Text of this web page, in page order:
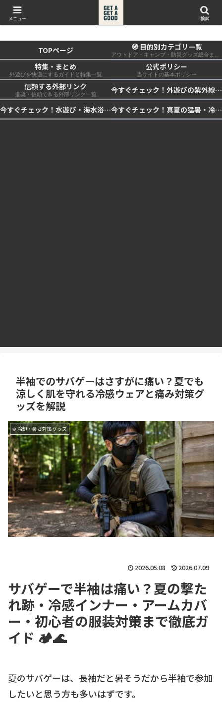
get a get a good
TOPページ 🧭 目的別カテゴリ一覧
アウトドア・キャンプ・防災グッズ総合まとめ
特集・まとめ
外遊びを快適にするガイドと特集一覧
公式ポリシー
当サイトの基本ポリシー
信頼する外部リンク
推奨・信頼できる外部リンク一覧
今すぐチェック！外遊びの紫外線対策・日差し快適化計画｜帽子・日傘・ウェア・日焼け止めを総まとめ☀️🏕️👓
今すぐチェック！水遊び・海水浴の快適化計画｜浮き輪・服装・日陰・安全対策を総まとめ🏖️🌊✨
今すぐチェック！真夏の猛暑・冷却・保冷快適化計画｜外遊び・キャンプ・車中泊の暑さ対策を総まとめ☀️🧊🏕️
半袖でのサバゲーはさすがに痛い？夏でも
涼しく肌を守れる冷感ウェアと痛み対策グ
ッズを解説
❄️ 冷却・暑さ対策グッズ
2026.05.08 2026.07.09
サバゲーで半袖は痛い？夏の撃た
れ跡・冷感インナー・アームカバ
ー・初心者の服装対策まで徹底ガ
イド 🏕🌊
夏のサバゲーは、長袖だと暑そうだから半袖で参加
したいと思う方も多いはずです。
メニュー 検索